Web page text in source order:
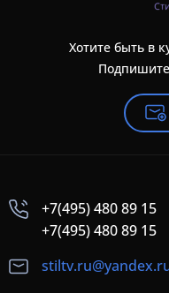
Хотите быть в
+7(495) 480 89 15
+7(495) 480 89 15